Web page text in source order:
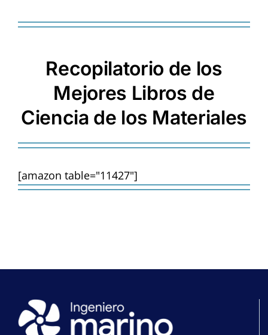
Recopilatorio de los
Mejores Libros de
Ciencia de los Materiales
[amazon table="11427"]